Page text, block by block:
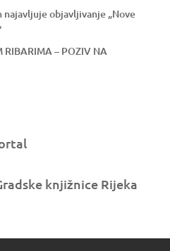
objavljivanje „Nove
RIBARIMA – POZIV NA
knjižnice Rijeka